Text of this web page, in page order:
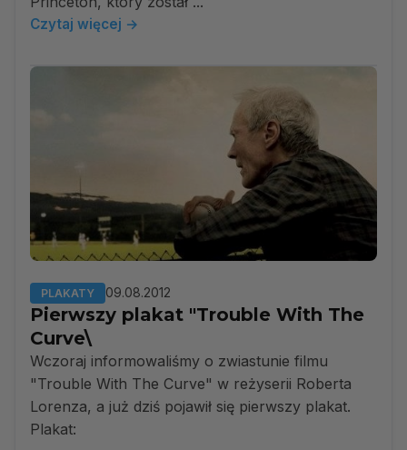
Czytaj więcej →
PLAKATY 09.08.2012
Pierwszy plakat "Trouble With The
Curve\
Wczoraj informowaliśmy o zwiastunie filmu
"Trouble With The Curve" w reżyserii Roberta
Lorenza, a już dziś pojawił się pierwszy plakat.
Plakat: